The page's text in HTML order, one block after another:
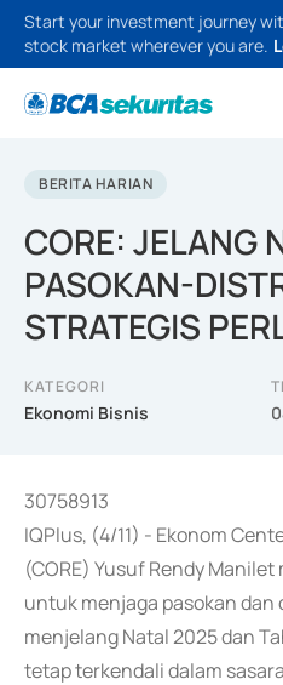
Start your investment journey
stock market wherever you are.
BERITA HARIAN
CORE: JELANG
PASOKAN-
STRATEGIS
KATEGORI
Ekonomi Bisnis
30758913
IQPlus, (4/11) - Ekonom
(CORE) Yusuf Rendy
untuk menjaga pasokan
menjelang Natal 2025 dan
tetap terkendali dalam